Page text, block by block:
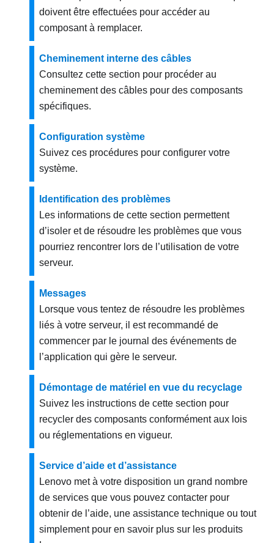
doivent être effectuées pour accéder au
composant à remplacer.
Cheminement interne des câbles
Consultez cette section pour procéder au
cheminement des câbles pour des composants
spécifiques.
Configuration système
Suivez ces procédures pour configurer votre
système.
Identification des problèmes
Les informations de cette section permettent
d’isoler et de résoudre les problèmes que vous
pourriez rencontrer lors de l’utilisation de votre
serveur.
Messages
Lorsque vous tentez de résoudre les problèmes
liés à votre serveur, il est recommandé de
commencer par le journal des événements de
l’application qui gère le serveur.
Démontage de matériel en vue du recyclage
Suivez les instructions de cette section pour
recycler des composants conformément aux lois
ou réglementations en vigueur.
Service d’aide et d’assistance
Lenovo met à votre disposition un grand nombre
de services que vous pouvez contacter pour
obtenir de l’aide, une assistance technique ou tout
simplement pour en savoir plus sur les produits